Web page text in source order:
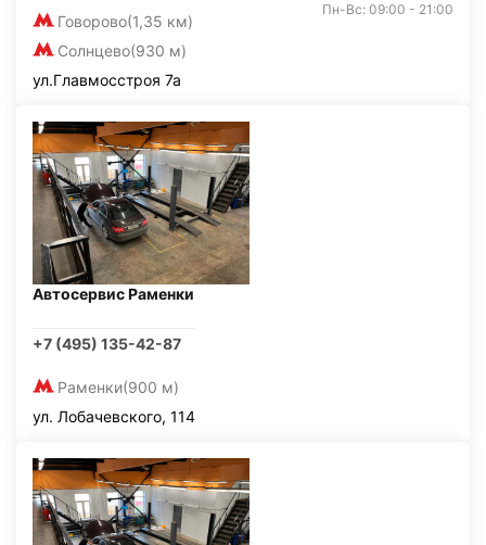
Говорово(1,35 км)
Солнцево(930 м)
Пн-Вс: 09:00 - 21:00
ул.Главмосстроя 7а
Автосервис Раменки
+7 (495) 135-42-87
Раменки(900 м)
ул. Лобачевского, 114